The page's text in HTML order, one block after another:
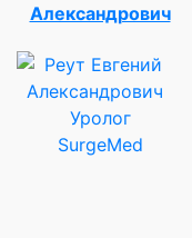
Александрович
Уролог
SurgeMed